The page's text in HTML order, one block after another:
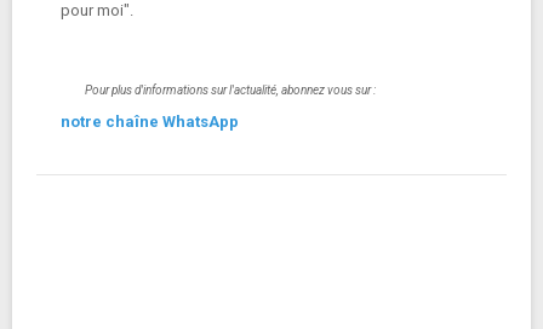
pour moi".
Pour plus d'informations sur l'actualité, abonnez vous sur :
notre chaîne WhatsApp